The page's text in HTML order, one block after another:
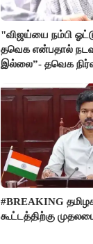
"விஜய்யை நம்பி
தவெக என்பதால்
இல்லை”- தவெக
#BREAKING
கூட்டத்திற்கு